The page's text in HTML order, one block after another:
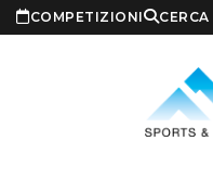
COMPETIZIONI CERCA